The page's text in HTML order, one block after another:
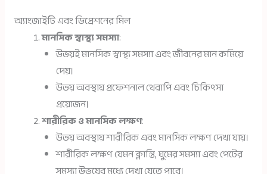
অ্যাংজাইটি এবং ডিপ্রেশনের মিল
মানসিক স্বাস্থ্য সমস্যা:
উভয়ই মানসিক স্বাস্থ্য সমস্যা এবং জীবনের মান কমিয়ে
দেয়।
উভয় অবস্থায় প্রফেশনাল থেরাপি এবং চিকিৎসা
প্রয়োজন।
শারীরিক ও মানসিক লক্ষণ:
উভয় অবস্থায় শারীরিক এবং মানসিক লক্ষণ দেখা যায়।
শারীরিক লক্ষণ যেমন ক্লান্তি, ঘুমের সমস্যা এবং পেটের